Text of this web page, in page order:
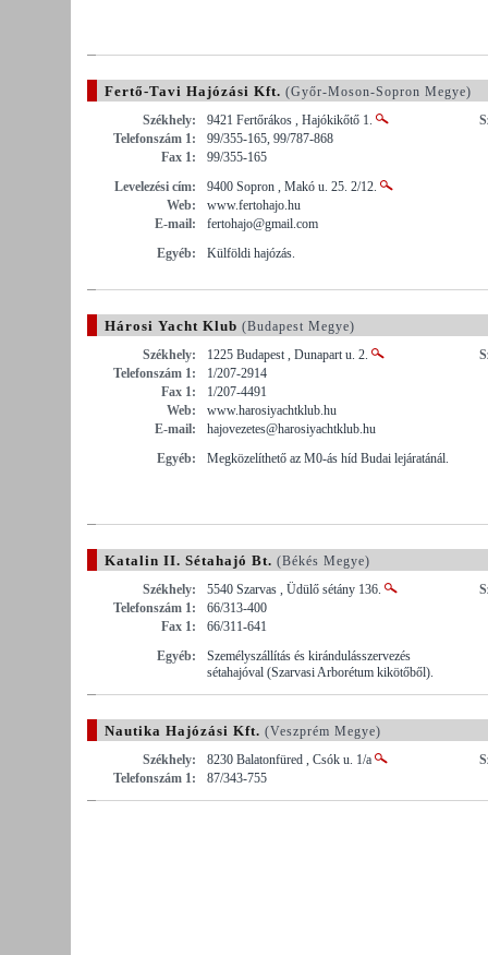
Fertő-Tavi Hajózási Kft. (Győr-Moson-Sopron Megye)
Székhely:
9421 Fertőrákos , Hajókikőtő 1.
Telefonszám 1:
99/355-165, 99/787-868
Fax 1:
99/355-165
Levelezési cím:
9400 Sopron , Makó u. 25. 2/12.
Web:
www.fertohajo.hu
E-mail:
fertohajo@gmail.com
Egyéb:
Külföldi hajózás.
Hárosi Yacht Klub (Budapest Megye)
Székhely:
1225 Budapest , Dunapart u. 2.
Telefonszám 1:
1/207-2914
Fax 1:
1/207-4491
Web:
www.harosiyachtklub.hu
E-mail:
hajovezetes@harosiyachtklub.hu
Egyéb:
Megközelíthető az M0-ás híd Budai lejáratánál.
Katalin II. Sétahajó Bt. (Békés Megye)
Székhely:
5540 Szarvas , Üdülő sétány 136.
Telefonszám 1:
66/313-400
Fax 1:
66/311-641
Egyéb:
Személyszállítás és kirándulásszervezés
sétahajóval (Szarvasi Arborétum kikötőből).
Nautika Hajózási Kft. (Veszprém Megye)
Székhely:
8230 Balatonfüred , Csók u. 1/a
Telefonszám 1:
87/343-755